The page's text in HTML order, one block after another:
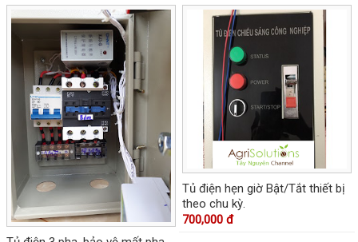
Tủ điện hẹn giờ Bật/Tắt thiết bị
theo chu kỳ.
700,000 đ